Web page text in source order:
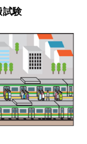
試験